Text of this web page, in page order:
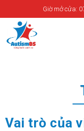
Giờ mở cửa:
Vai trò của